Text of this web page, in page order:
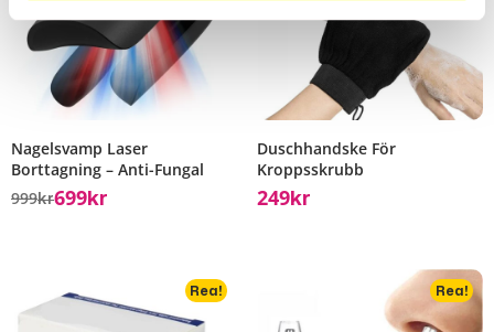
Nagelsvamp Laser
Borttagning – Anti-Fungal
999Kr699Kr
Duschhandske För
Kroppsskrubb
249Kr
Rea! Rea!